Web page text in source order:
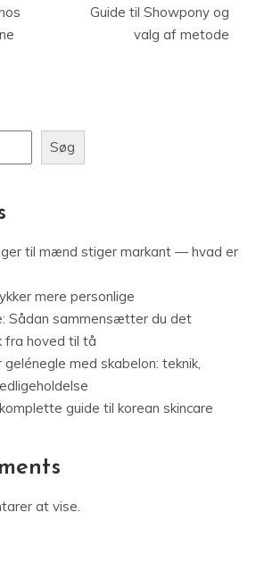
Guide til Showpony og
valg af metode
Søg
til mænd stiger markant — hvad er
mere personlige
Sådan sammensætter du det
fra hoved til tå
med skabelon: teknik,
guide til korean skincare
at vise.